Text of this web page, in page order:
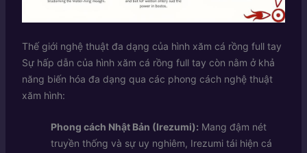
Thế giới nghệ thuật đa dạng của hình xăm cá rồng full tay
Sự hấp dẫn của hình xăm cá rồng full tay còn nằm ở khả
năng biến hóa đa dạng qua các phong cách nghệ thuật
xăm hình:
Phong cách Nhật Bản (Irezumi): Mang đậm nét
truyền thống và sự uy nghiêm, Irezumi tái hiện cá